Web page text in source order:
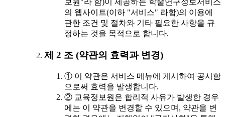
보원"라 함)이 제공하는 학술연구정보서비스
의 웹사이트(이하 "서비스" 라함)의 이용에
관한 조건 및 절차와 기타 필요한 사항을 규
정하는 것을 목적으로 합니다.
제 2 조 (약관의 효력과 변경)
① 이 약관은 서비스 메뉴에 게시하여 공시함
으로써 효력을 발생합니다.
② 교육정보원은 합리적 사유가 발생한 경우
에는 이 약관을 변경할 수 있으며, 약관을 변